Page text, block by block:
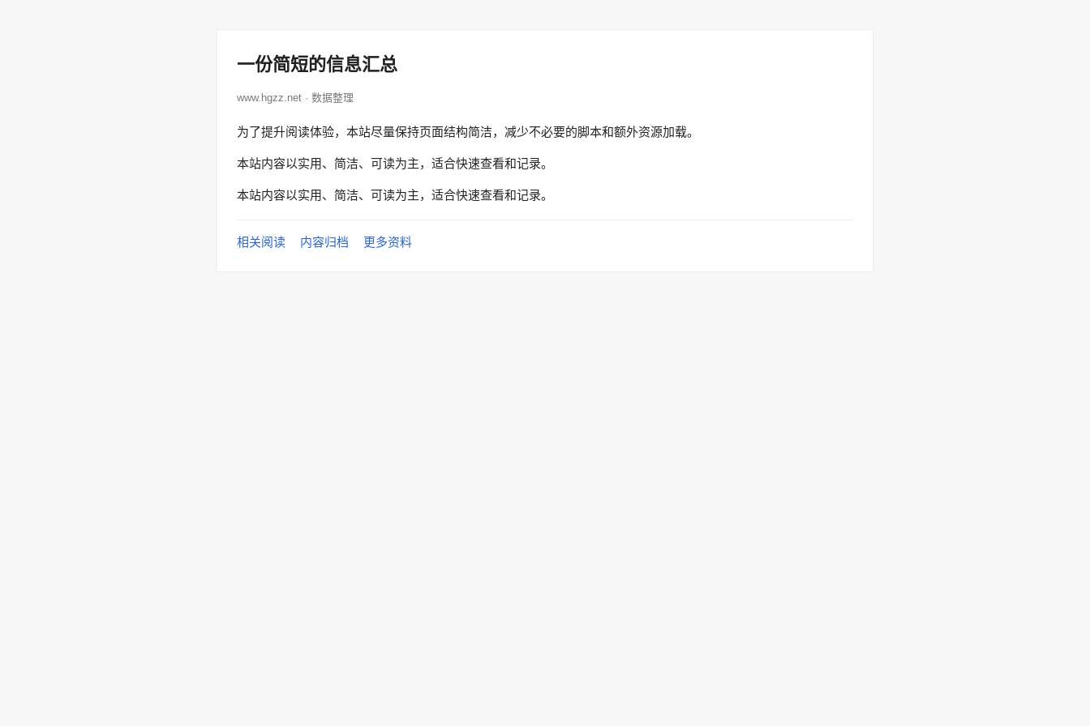
一份简短的信息汇总
www.hgzz.net · 数据整理
为了提升阅读体验，本站尽量保持页面结构简洁，减少不必要的脚本和额外资源加载。
本站内容以实用、简洁、可读为主，适合快速查看和记录。
本站内容以实用、简洁、可读为主，适合快速查看和记录。
相关阅读 内容归档 更多资料